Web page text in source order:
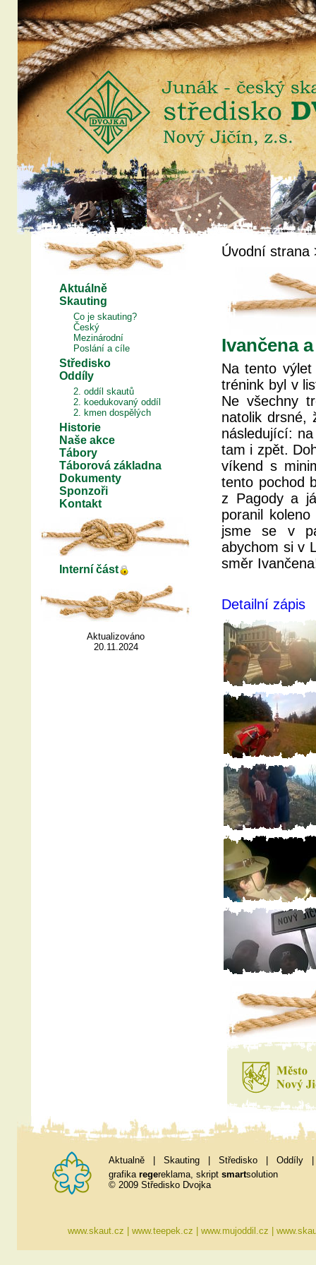
Aktuálně
Skauting
Co je skauting?
Český
Mezinárodní
Poslání a cíle
Středisko
Oddíly
2. oddíl skautů
2. koedukovaný oddíl
2. kmen dospělých
Historie
Naše akce
Tábory
Táborová základna
Dokumenty
Sponzoři
Kontakt
Interní část
Aktualizováno
20.11.2024
Úvodní strana
Ivančena
Na tento
trénink byl v
Ne všechny
natolik drsné,
následující:
tam i zpět.
víkend s
tento pochod
z Pagody a
poranil
jsme se v
abychom si v
směr
Detailní zápis
Aktualně Skauting Středisko Oddíly
grafika regereklama, skript smartsolution
© 2009 Středisko Dvojka
www.skaut.cz www.teepek.cz www.mujoddil.cz